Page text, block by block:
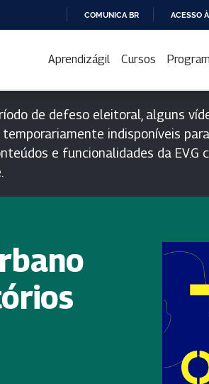
PARA
CONTEÚDO
COMUNICA BR ACESSO
Aprendizágil Cursos
de defeso eleitoral, alguns
indisponíveis
e funcionalidades da EV.G